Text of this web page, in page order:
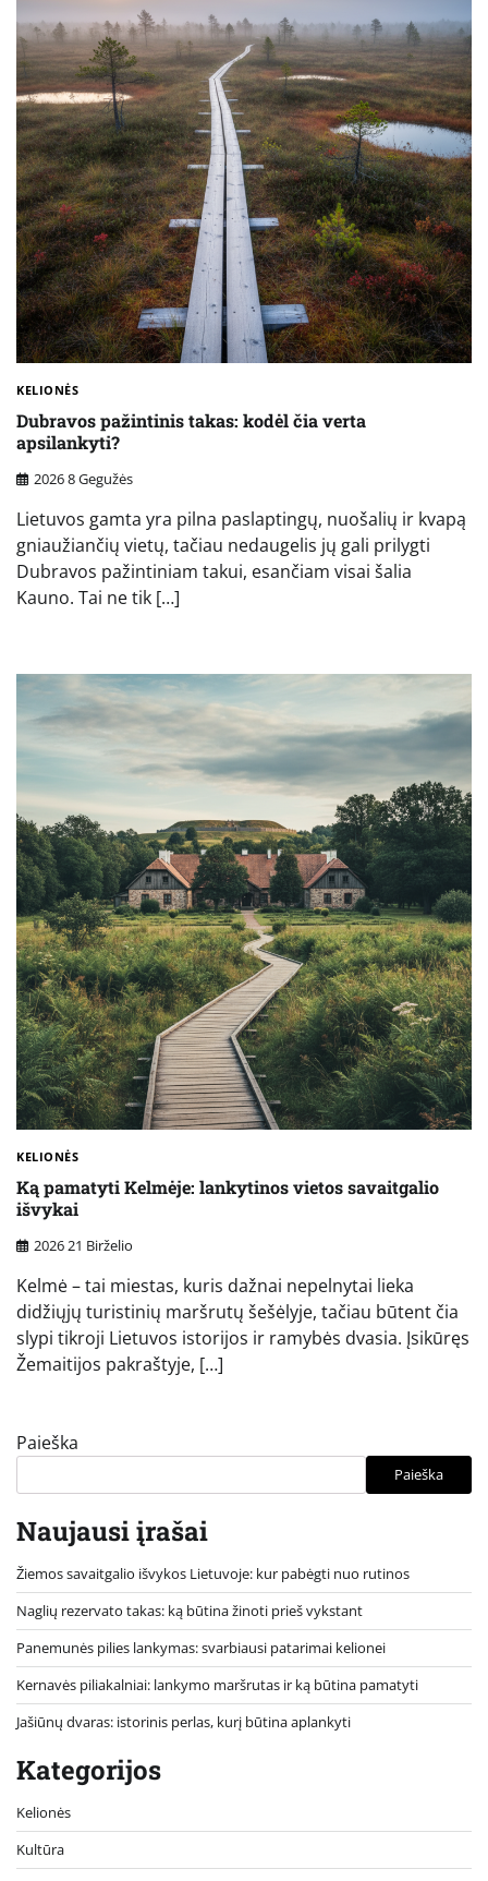
KELIONĖS
Dubravos pažintinis takas: kodėl čia verta
apsilankyti?
2026 8 Gegužės
Lietuvos gamta yra pilna paslaptingų, nuošalių ir kvapą
gniaužiančių vietų, tačiau nedaugelis jų gali prilygti
Dubravos pažintiniam takui, esančiam visai šalia
Kauno. Tai ne tik […]
KELIONĖS
Ką pamatyti Kelmėje: lankytinos vietos savaitgalio
išvykai
2026 21 Birželio
Kelmė – tai miestas, kuris dažnai nepelnytai lieka
didžiųjų turistinių maršrutų šešėlyje, tačiau būtent čia
slypi tikroji Lietuvos istorijos ir ramybės dvasia. Įsikūręs
Žemaitijos pakraštyje, […]
Paieška
Paieška
Naujausi įrašai
Žiemos savaitgalio išvykos Lietuvoje: kur pabėgti nuo rutinos
Naglių rezervato takas: ką būtina žinoti prieš vykstant
Panemunės pilies lankymas: svarbiausi patarimai kelionei
Kernavės piliakalniai: lankymo maršrutas ir ką būtina pamatyti
Jašiūnų dvaras: istorinis perlas, kurį būtina aplankyti
Kategorijos
Kelionės
Kultūra